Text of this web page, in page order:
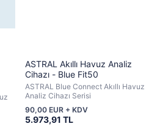
ASTRAL Akıllı Havuz Analiz
Cihazı - Blue Fit50
ASTRAL Blue Connect Akıllı Havuz
Analiz Cihazı Serisi
5.973,91 TL
90,00 EUR + KDV